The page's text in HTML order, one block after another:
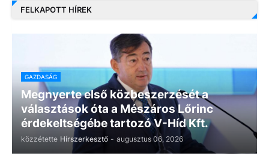
FELKAPOTT HÍREK
GAZDASÁG
Megnyerte első közbeszerzését a
választások óta a Mészáros Lőrinc
érdekeltségébe tartozó V-Híd Kft.
közzétette Hírszerkesztő - augusztus 06, 2026